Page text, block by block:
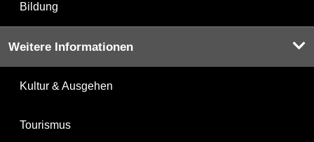
Bildung
Weitere Informationen
Kultur & Ausgehen
Tourismus